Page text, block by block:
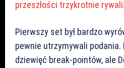
przeszłości trzykrotnie
Pierwszy set był bardzo
pewnie utrzymywali podania.
dziewięć break-pointów, ale